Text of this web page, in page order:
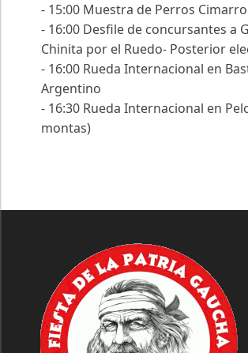
- 15:00 Muestra de Perros
- 16:00 Desfile de concursantes a
Chinita por el Ruedo- Posterior
- 16:00 Rueda Internacional en
Argentino
- 16:30 Rueda Internacional en
montas)